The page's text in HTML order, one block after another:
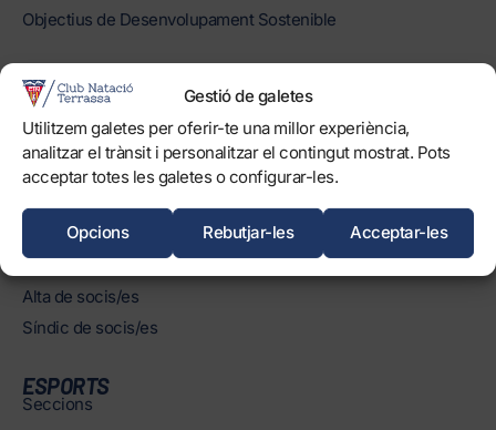
Gestió de galetes
Utilitzem galetes per oferir-te una millor experiència,
analitzar el trànsit i personalitzar el contingut mostrat. Pots
acceptar totes les galetes o configurar-les.
Acceptar-les
Rebutjar-les
Opcions
Objectius de Desenvolupament Sostenible
INSTAL·LACIONS
Horaris
Piscines
Normatives
SOCIS/ES
Àrea de socis/es
Alta de socis/es
Síndic de socis/es
ESPORTS
Seccions